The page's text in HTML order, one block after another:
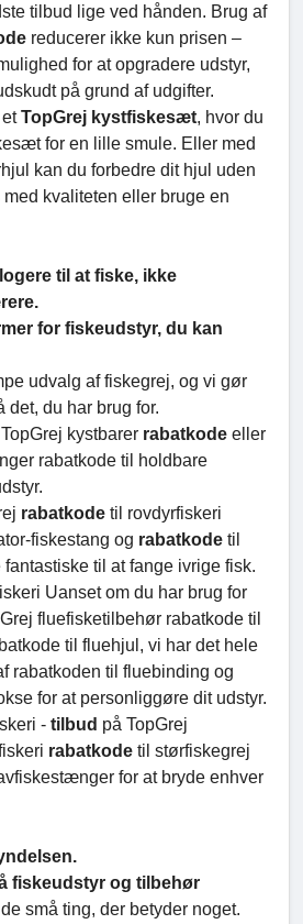
tilbud lige ved hånden. Brug af
reducerer ikke kun prisen –
for at opgradere udstyr,
på grund af udgifter.
TopGrej kystfiskesæt, hvor du
for en lille smule. Eller med
kan du forbedre dit hjul uden
kvaliteten eller bruge en
til at fiske, ikke
for fiskeudstyr, du kan
udvalg af fiskegrej, og vi gør
det, du har brug for.
kystbarer rabatkode eller
rabatkode til holdbare
rabatkode til rovdyrfiskeri
fiskestang og rabatkode til
til at fange ivrige fisk.
Uanset om du har brug for
fluefisketilbehør rabatkode til
til fluehjul, vi har det hele
rabatkoden til fluebinding og
for at personliggøre dit udstyr.
- tilbud på TopGrej
rabatkode til størfiskegrej
for at bryde enhver
fiskeudstyr og tilbehør
små ting, der betyder noget.